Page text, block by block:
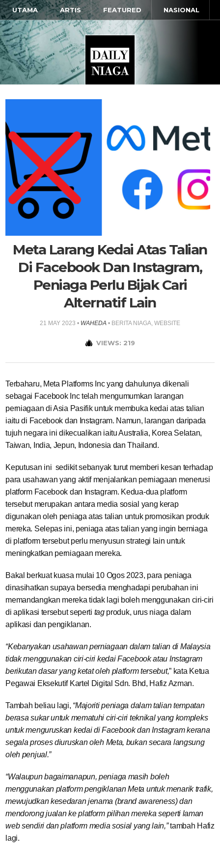
UTAMA ARTIS FEATURED NASIONAL
Meta Larang Kedai Atas Talian
Di Facebook Dan Instagram,
Peniaga Perlu Bijak Cari
Alternatif Lain
21 MAY 2023 • WAHEDA • BERITA NIAGA WEBSITE
VIEWS: 219
Terbaharu, Meta Platforms Inc yang dahulunya dikenali
sebagai Facebook Inc telah mengumumkan larangan
perniagaan di Asia Pasifik untuk membuka kedai atas talian
iaitu di Facebook dan Instagram. Namun, larangan daripada
tujuh negara ini dikecualikan iaitu Australia, Korea Selatan,
Taiwan, India, Jepun, Indonesia dan Thailand.
Keputusan ini sedikit sebanyak turut memberi kesan terhadap
para usahawan yang aktif menjalankan perniagaan menerusi
platform Facebook dan Instagram. Kedua-dua platform
tersebut merupakan antara media sosial yang kerap
digunakan oleh peniaga atas talian untuk promosikan produk
mereka. Selepas ini, peniaga atas talian yang ingin berniaga
di platform tersebut perlu menyusun strategi lain untuk
meningkatkan perniagaan mereka.
Bakal berkuat kuasa mulai 10 Ogos 2023, para peniaga
dinasihatkan supaya bersedia menghadapi perubahan ini
memandangkan mereka tidak lagi boleh menggunakan ciri-ciri
di aplikasi tersebut seperti tagproduk, urus niaga dalam
aplikasi dan pengiklanan.
“Kebanyakan usahawan perniagaan dalam talian di Malaysia
tidak menggunakan ciri-ciri kedai Facebook atau Instagram
berikutan dasar yang ketat oleh platform tersebut,” kata Ketua
Pegawai Eksekutif Kartel Digital Sdn. Bhd, Hafiz Azman.
Tambah beliau lagi, “Majoriti peniaga dalam talian tempatan
berasa sukar untuk mematuhi ciri-ciri teknikal yang kompleks
untuk menguruskan kedai di Facebook dan Instagram kerana
segala proses diuruskan oleh Meta, bukan secara langsung
oleh penjual.”
“Walaupun bagaimanapun, peniaga masih boleh
menggunakan platform pengiklanan Meta untuk menarik trafik,
mewujudkan kesedaran jenama (brand awareness) dan
mendorong jualan ke platform pilihan mereka seperti laman
web sendiri dan platform media sosial yang lain,”tambah Hafiz
lagi.